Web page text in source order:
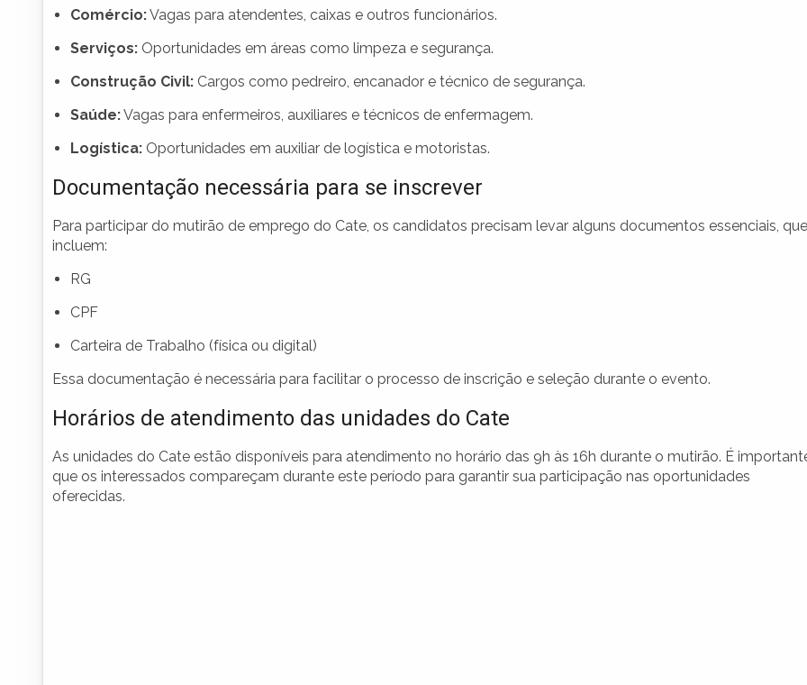
Comércio:Vagas para atendentes, caixas e outros funcionários.
Serviços: Oportunidades em áreas como limpeza e segurança.
Construção Civil: Cargos como pedreiro, encanador e técnico de segurança.
Saúde:Vagas para enfermeiros, auxiliares e técnicos de enfermagem.
Logística: Oportunidades em auxiliar de logística e motoristas.
Documentação necessária para se inscrever
Para participar do mutirão de emprego do Cate, os candidatos precisam levar alguns documentos essenciais, que
incluem:
RG
CPF
Carteira de Trabalho (física ou digital)
Essa documentação é necessária para facilitar o processo de inscrição e seleção durante o evento.
Horários de atendimento das unidades do Cate
As unidades do Cate estão disponíveis para atendimento no horário das 9h às 16h durante o mutirão. É
que os interessados compareçam durante este período para garantir sua participação nas oportunidades
oferecidas.